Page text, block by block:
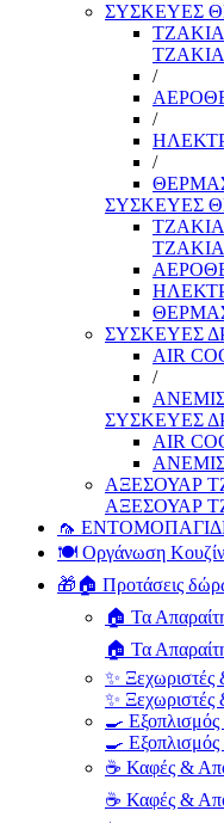
ΣΥΣΚΕΥΕΣ
ΤΖΑΚΙΑ
/
/
/
ΣΥΣΚΕΥΕΣ
ΤΖΑΚΙΑ
ΣΥΣΚΕΥΕΣ
AIR
/
ΣΥΣΚΕΥΕΣ
AIR
ΑΞΕΣΟΥΑΡ
ΑΞΕΣΟΥΑΡ
🦟
🍽️ Οργάνωση
🎁🏠 Προτάσεις
🏠 Τα
🏠 Τα
✨
✨
🍳 Εξοπλισμός
🍳 Εξοπλισμός
☕ Καφές &
☕ Καφές &